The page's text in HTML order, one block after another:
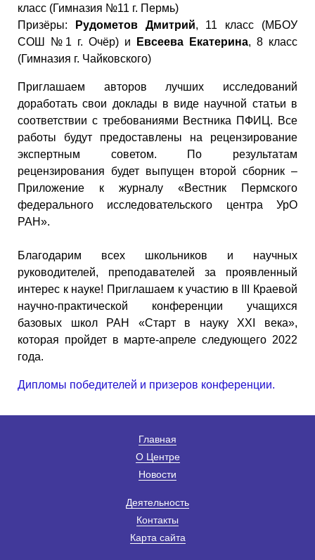
класс (Гимназия №11 г. Пермь)
Призёры:
Рудометов Дмитрий, 11 класс (МБОУ
СОШ №1 г. Очёр) и
Евсеева Екатерина, 8 класс
(Гимназия г. Чайковского)
Приглашаем авторов лучших исследований
доработать свои доклады в виде научной статьи в
соответствии с требованиями Вестника ПФИЦ. Все
работы будут предоставлены на рецензирование
экспертным советом. По результатам
рецензирования будет выпущен второй сборник –
Приложение к журналу «Вестник Пермского
федерального исследовательского центра УрО
РАН».
Благодарим всех школьников и научных
руководителей, преподавателей за проявленный
интерес к науке! Приглашаем к участию в III Краевой
научно-практической конференции учащихся
базовых школ РАН «Старт в науку ХХI века»,
которая пройдет в марте-апреле следующего 2022
года.
Дипломы победителей и призеров конференции.
Главная
О Центре
Новости
Деятельность
Контакты
Карта сайта